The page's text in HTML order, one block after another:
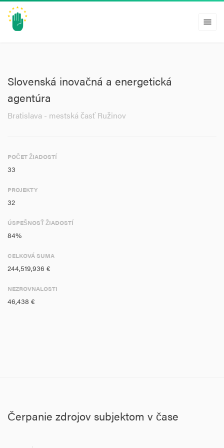
menu
Slovenská inovačná a energetická
agentúra
Bratislava - mestská časť Ružinov
POČET ŽIADOSTÍ
33
PROJEKTY
32
ÚSPEŠNOSŤ ŽIADOSTÍ
84%
CELKOVÁ SUMA
244,519,936 €
NEZROVNALOSTI
46,438 €
Čerpanie zdrojov subjektom v čase